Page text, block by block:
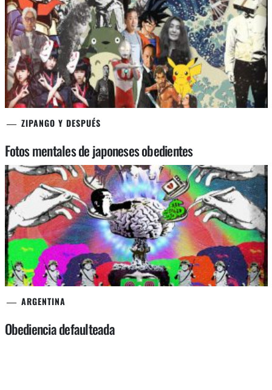
ZIPANGO Y DESPUÉS
Fotos mentales de japoneses obedientes
ARGENTINA
Obediencia defaulteada